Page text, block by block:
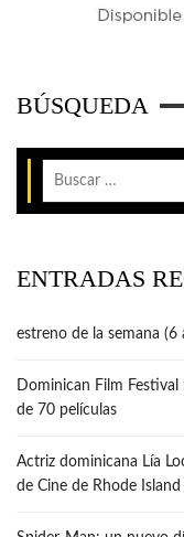
BÚSQUEDA
ENTRADAS
estreno de la semana (6
Dominican Film
de 70 películas
Actriz dominicana Lía
de Cine de Rhode Island